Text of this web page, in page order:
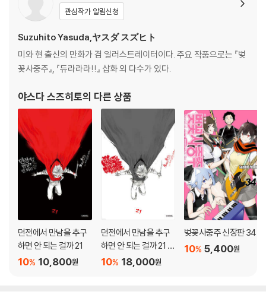
관심작가 알림신청
Suzuhito Yasuda,ヤスダ スズヒト
미와 현 출신의 만화가 겸 일러스트레이터이다. 주요 작품으로는 『벚
꽃사중주』, 『듀라라라!!』 삽화 외 다수가 있다.
야스다 스즈히토의 다른 상품
던전에서 만남을 추구
하면 안 되는 걸까 21
10,800원
10%
던전에서 만남을 추구
하면 안 되는 걸까 21 소
책자 특장판18,000원
10%
벚꽃사중주 신장판 34
5,400원
10%